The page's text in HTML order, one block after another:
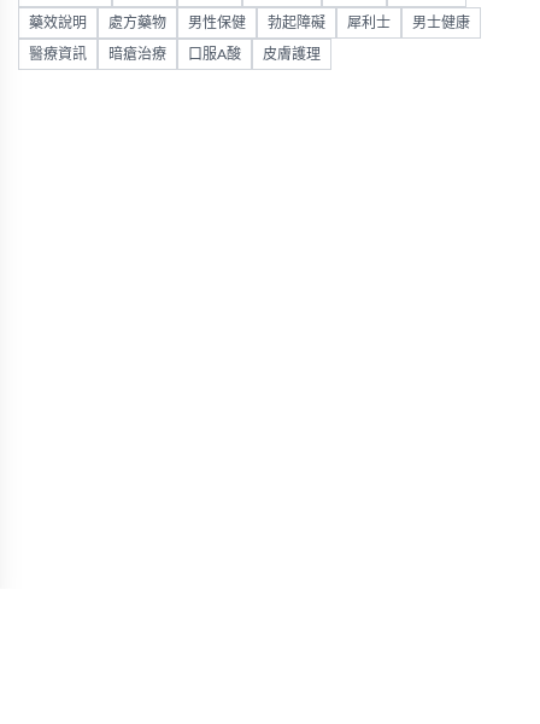
藥效說明 處方藥物 男性保健 勃起障礙 犀利士 男士健康
醫療資訊 暗瘡治療 口服A酸 皮膚護理